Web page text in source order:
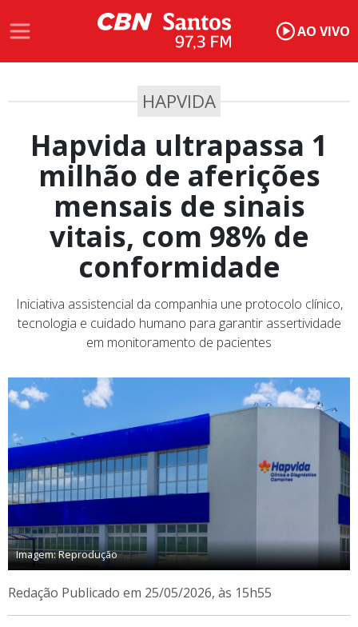
AO VIVO
HAPVIDA
Hapvida ultrapassa 1
milhão de aferições
mensais de sinais
vitais, com 98% de
conformidade
Iniciativa assistencial da companhia une protocolo clínico,
tecnologia e cuidado humano para garantir assertividade
em monitoramento de pacientes
Imagem: Reprodução
Redação Publicado em 25/05/2026, às 15h55